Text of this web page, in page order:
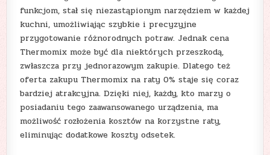
funkcjom, stał się niezastąpionym narzędziem w każdej
kuchni, umożliwiając szybkie i precyzyjne
przygotowanie różnorodnych potraw. Jednak cena
Thermomix może być dla niektórych przeszkodą,
zwłaszcza przy jednorazowym zakupie. Dlatego też
oferta zakupu Thermomix na raty 0% staje się coraz
bardziej atrakcyjna. Dzięki niej, każdy, kto marzy o
posiadaniu tego zaawansowanego urządzenia, ma
możliwość rozłożenia kosztów na korzystne raty,
eliminując dodatkowe koszty odsetek.